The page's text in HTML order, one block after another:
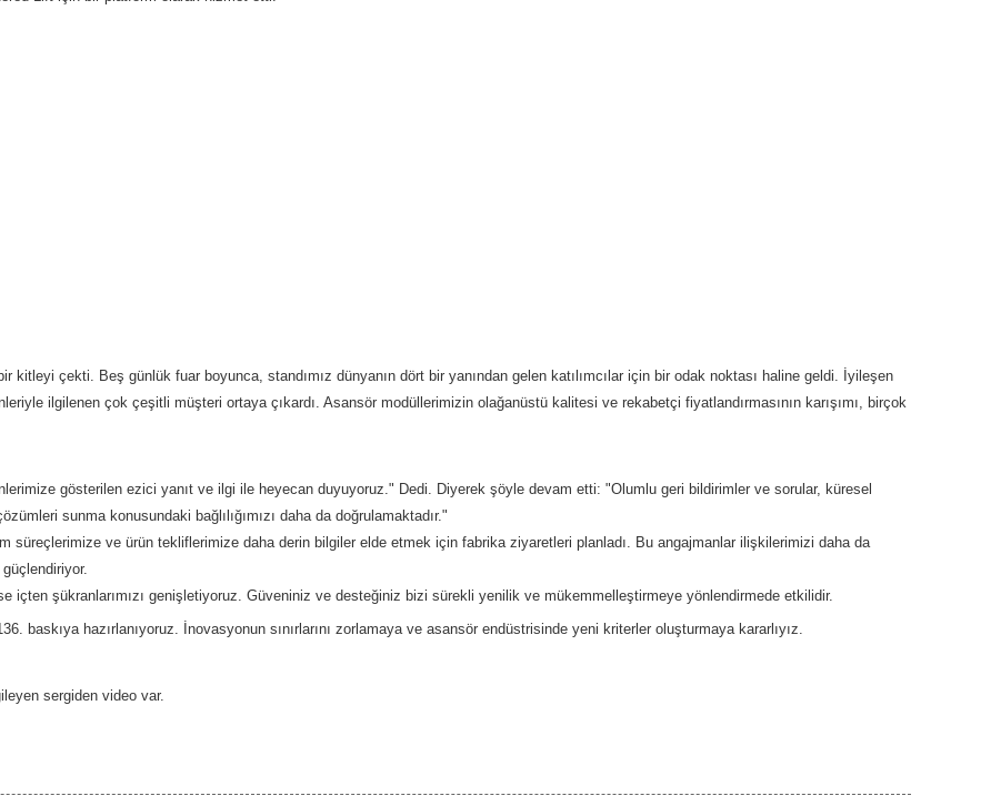
kitleyi çekti. Beş günlük fuar boyunca, standımız dünyanın dört bir yanından gelen katılımcılar için bir odak noktası haline geldi. İyileşen
ilgilenen çok çeşitli müşteri ortaya çıkardı. Asansör modüllerimizin olağanüstü kalitesi ve rekabetçi fiyatlandırmasının karışımı, birçok
gösterilen ezici yanıt ve ilgi ile heyecan duyuyoruz." Dedi. Diyerek şöyle devam etti: "Olumlu geri bildirimler ve sorular, küresel
sunma konusundaki bağlılığımızı daha da doğrulamaktadır."
süreçlerimize ve ürün tekliflerimize daha derin bilgiler elde etmek için fabrika ziyaretleri planladı. Bu angajmanlar ilişkilerimizi daha da
içten şükranlarımızı genişletiyoruz. Güveniniz ve desteğiniz bizi sürekli yenilik ve mükemmelleştirmeye yönlendirmede etkilidir.
baskıya hazırlanıyoruz. İnovasyonun sınırlarını zorlamaya ve asansör endüstrisinde yeni kriterler oluşturmaya kararlıyız.
sergiden video var.